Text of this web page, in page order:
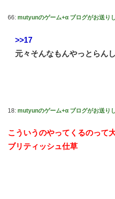
66: mutyunのゲーム+α ブログがお送りし
>>17
元々そんなもんやっとらん
18: mutyunのゲーム+α ブログがお送りし
こういうのやってくるのって
ブリティッシュ仕草